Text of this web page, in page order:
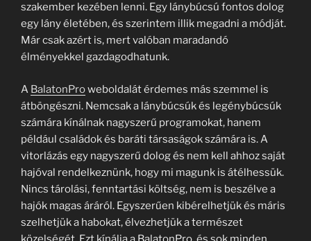
szakember kezében lenni. Egy lánybúcsú fontos dolog
egy lány életében, és szerintem illik megadni a módját.
Már csak azért is, mert valóban maradandó
élményekkel gazdagodhatunk.
A BalatonProweboldalát érdemes más szemmel is
átböngészni. Nemcsak a lánybúcsúk és legénybúcsúk
számára kínálnak nagyszerű programokat, hanem
például családok és baráti társaságok számára is. A
vitorlázás egy nagyszerű dolog és nem kell ahhoz saját
hajóval rendelkeznünk, hogy mi magunk is átélhessük.
Nincs tárolási, fenntartási költség, nem is beszélve a
hajók magas áráról. Egyszerűen kibérelhetjük és máris
szelhetjük a habokat, élvezhetjük a természet